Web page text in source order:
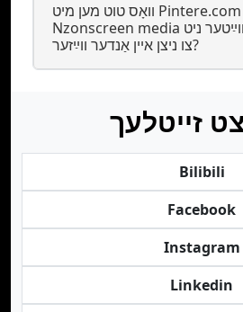
װאָס טוט מען מיט Pintere.com װי
Nzonscreen media דאַונלאָודז אין װײַטער ניט
צו ניצן אײן אַנדער װײַזער?
זייטלעך
Bilibili
Facebook
Instagram
Linkedin